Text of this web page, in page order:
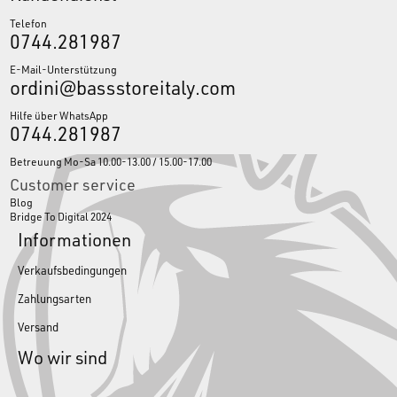
Telefon
0744.281987
E-Mail-Unterstützung
ordini@bassstoreitaly.com
Hilfe über WhatsApp
0744.281987
Betreuung Mo-Sa 10.00-13.00 / 15.00-17.00
Customer service
Blog
Bridge To Digital 2024
Informationen
Verkaufsbedingungen
Zahlungsarten
Versand
Wo wir sind